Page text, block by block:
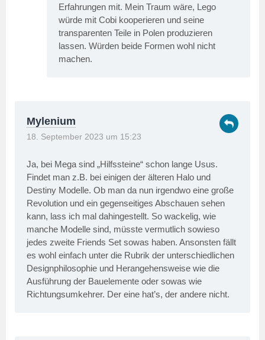
Erfahrungen mit. Mein Traum wäre, Lego
würde mit Cobi kooperieren und seine
transparenten Teile in Polen produzieren
lassen. Würden beide Formen wohl nicht
machen.
Mylenium
18. September 2023 um 15:23
Ja, bei Mega sind „Hilfssteine“ schon lange Usus.
Findet man z.B. bei einigen der älteren Halo und
Destiny Modelle. Ob man da nun irgendwo eine große
Revolution und ein gegenseitiges Abschauen sehen
kann, lass ich mal dahingestellt. So wackelig, wie
manche Modelle sind, müsste vermutlich sowieso
jedes zweite Friends Set sowas haben. Ansonsten fällt
es wohl einfach unter die Rubrik der unterschiedlichen
Designphilosophie und Herangehensweise wie die
Ausführung der Bauelemente oder sowas wie
Richtungsumkehrer. Der eine hat’s, der andere nicht.